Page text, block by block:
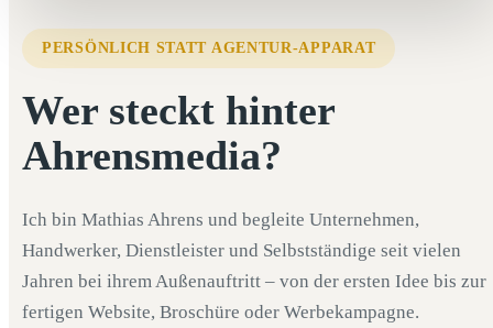
PERSÖNLICH STATT AGENTUR-APPARAT
Wer steckt hinter
Ahrensmedia?
Ich bin Mathias Ahrens und begleite Unternehmen,
Handwerker, Dienstleister und Selbstständige seit vielen
Jahren bei ihrem Außenauftritt – von der ersten Idee bis zur
fertigen Website, Broschüre oder Werbekampagne.